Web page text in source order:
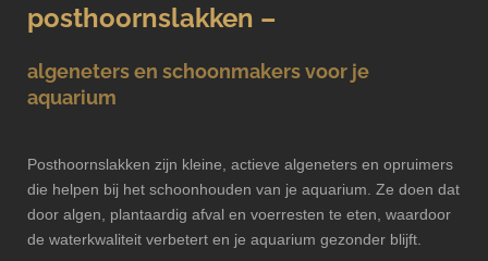
posthoornslakken –
algeneters en schoonmakers voor je
aquarium
Posthoornslakken zijn kleine, actieve algeneters en opruimers
die helpen bij het schoonhouden van je aquarium. Ze doen dat
door algen, plantaardig afval en voerresten te eten, waardoor
de waterkwaliteit verbetert en je aquarium gezonder blijft.